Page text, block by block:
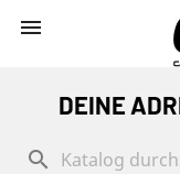

DEINE
search